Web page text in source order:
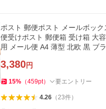
ポスト 郵便ポスト メールボッ
便受けポスト 郵便箱 受け箱 大
用 メール便 A4 薄型 北欧 黒 ブ
3,380円
15% （459pt） 要エントリー
4.26（23件）